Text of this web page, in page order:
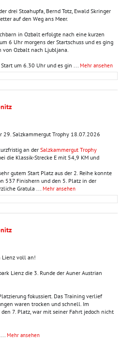
drei Stoahupfa, Bernd Totz, Ewald Skringer
auf den Weg ans Meer.
in Ozbalt erfolgte nach eine kurzen
6 Uhr morgens der Startschuss und es ging
Ozbalt nach Ljubljana.
um 6.30 Uhr und es gin Mehr ansehen
29. Salzkammergut Trophy 18.07.2026
an der Salzkammergut Trophy
die Klassik-Strecke E mit 54,9 KM und
gutem Start Platz aus der 2. Reihe konnte
537 Finishern und den 5. Platz in der
Gratula
Mehr ansehen
Lienz voll an!
Lienz die 3. Runde der Auner Austrian
fokussiert. Das Training verlief
waren trocken und schnell. Im
7. Platz, war mit seiner Fahrt jedoch nicht
Mehr ansehen